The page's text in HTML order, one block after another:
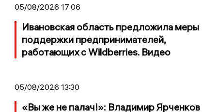
05/08/2026 17:06
Ивановская область предложила меры
поддержки предпринимателей,
работающих с Wildberries. Видео
05/08/2026 13:30
«Вы же не палач!»: Владимир Ярченков